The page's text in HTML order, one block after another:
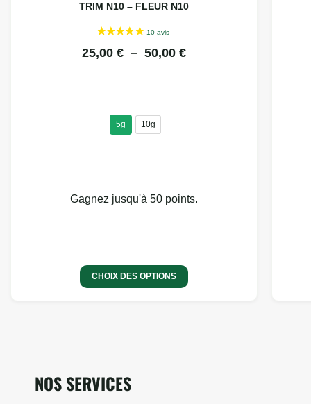
TRIM N10 – FLEUR N10
25,00 € – 50,00 €
5g 10g
Gagnez jusqu'à 50 points.
CHOIX DES OPTIONS
NOS SERVICES